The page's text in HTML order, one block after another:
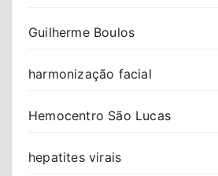
Guilherme Boulos
harmonização facial
Hemocentro São Lucas
hepatites virais